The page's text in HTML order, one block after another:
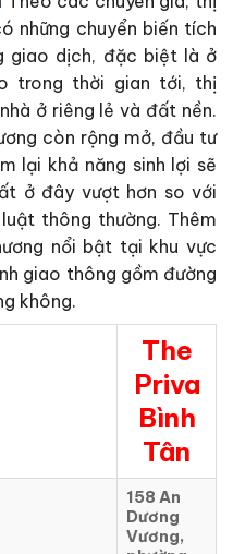
những chuyển biến tích
giao dịch, đặc biệt là ở
trong thời gian tới, thị
ở riêng lẻ và đất nền.
còn rộng mở, đầu tư
lại khả năng sinh lợi sẽ
ở đây vượt hơn so với
thông thường. Thêm
nổi bật tại khu vực
giao thông gồm đường
không.
The
Priva
Bình
Tân
158 An
Dương
Vương,